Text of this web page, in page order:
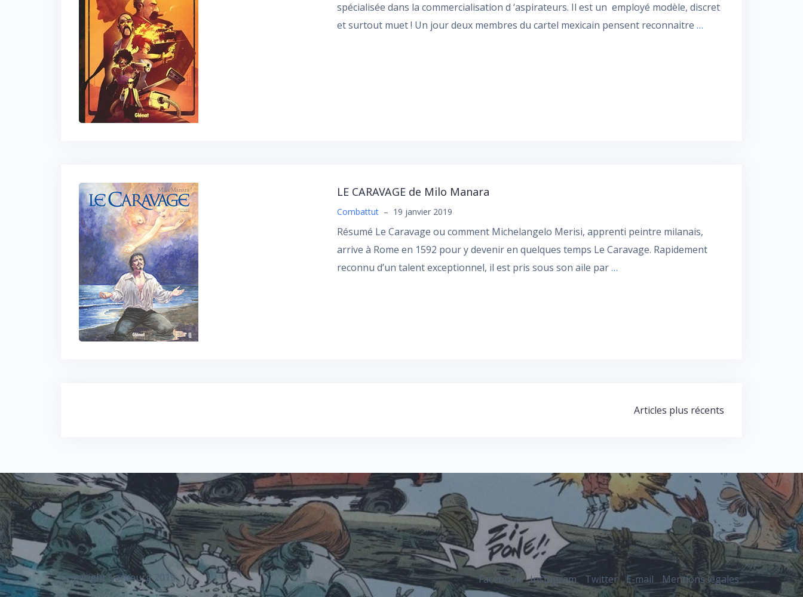
spécialisée dans la commercialisation d ‘aspirateurs. Il est un employé modèle, discret
et surtout muet ! Un jour deux membres du cartel mexicain pensent reconnaitre …
LE CARAVAGE de Milo Manara
Combattut – 19 janvier 2019
Résumé Le Caravage ou comment Michelangelo Merisi, apprenti peintre milanais,
arrive à Rome en 1592 pour y devenir en quelques temps Le Caravage. Rapidement
reconnu d’un talent exceptionnel, il est pris sous son aile par…
Articles plus récents
Copyright Garbeurg 2019 Facebook Instagram Twitter E-mail Mentions légales